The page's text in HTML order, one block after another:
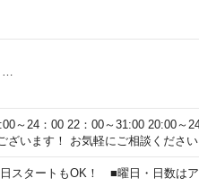
～24：00 22：00～31:00 20:00～
ざいます！ お気軽にご相談ください
スタートもOK！ ■曜日・日数はア